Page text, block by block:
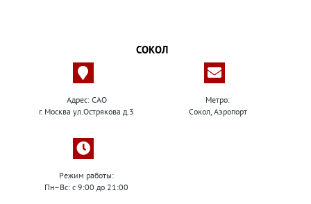
СОКОЛ
Адрес: САО
г. Москва ул.Острякова д.3
Метро:
Сокол, Аэропорт
Режим работы:
Пн–Вс: с 9:00 до 21:00